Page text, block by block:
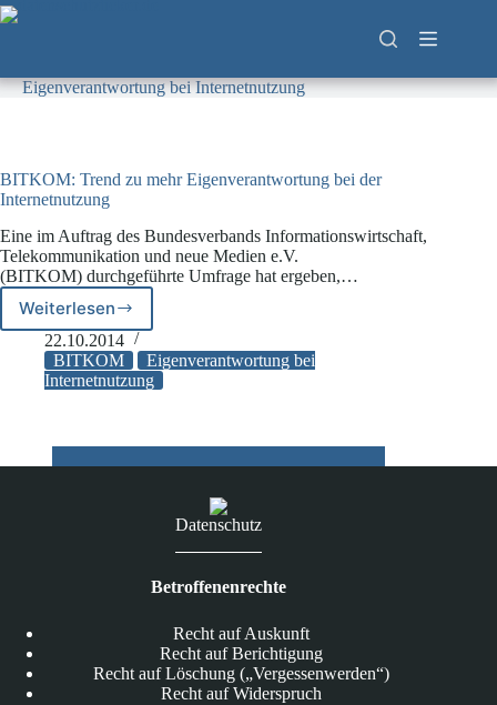
Zum
Inhalt
Eigenverantwortung bei Internetnutzung
BITKOM: Trend zu mehr Eigenverantwortung bei der
Internetnutzung
Eine im Auftrag des Bundesverbands Informationswirtschaft,
Telekommunikation und neue Medien e.V.
(BITKOM) durchgeführte Umfrage hat ergeben,…
Weiterlesen
BITKOM:
Trend
zu
mehr
der
Internetnutzung
22.10.2014
BITKOM
Eigenverantwortung bei
Internetnutzung
Datenschutz
Betroffenenrechte
Recht auf Auskunft
Recht auf Berichtigung
Recht auf Löschung („Vergessenwerden“)
Recht auf Widerspruch